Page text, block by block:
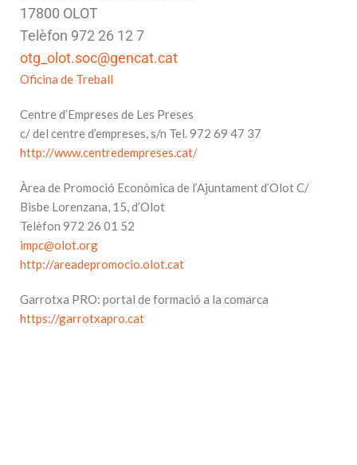
17800 OLOT
Telèfon 972 26 12 7
otg_olot.soc@gencat.cat
Oficina de Treball
Centre d’Empreses de Les Preses
c/ del centre d’empreses, s/n Tel. 972 69 47 37
http://www.centredempreses.cat/
Àrea de Promoció Econòmica de l’Ajuntament d’Olot C/
Bisbe Lorenzana, 15, d’Olot
Telèfon 972 26 01 52
impc@olot.org
http://areadepromocio.olot.cat
Garrotxa PRO: portal de formació a la comarca
https://garrotxapro.cat